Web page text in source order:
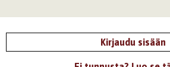
Kirjaudu sisään